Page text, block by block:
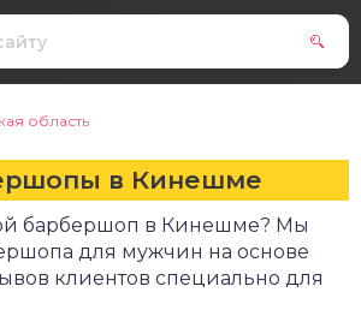
область
в Кинешме
барбершоп в Кинешме? Мы
для мужчин на основе
клиентов специально для